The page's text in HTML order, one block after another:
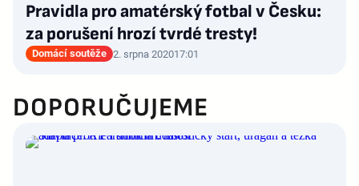
Pravidla pro amatérský fotbal v Česku:
za porušení hrozí tvrdé tresty!
Domácí soutěže 2. srpna 202017:01
DOPORUČUJEME